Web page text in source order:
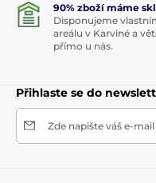
90% zboží máme
Disponujeme
areálu v Karviné a
přímo u nás.
Přihlaste se do
Zde napište váš e-mail